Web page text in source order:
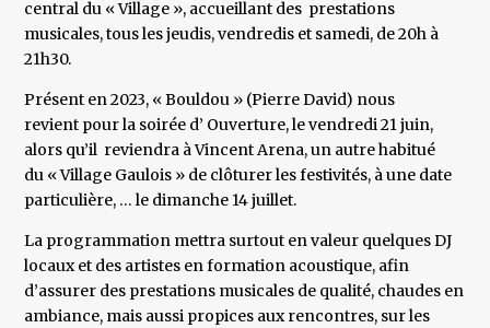
central du « Village », accueillant des prestations
musicales, tous les jeudis, vendredis et samedi, de 20h à
21h30.
Présent en 2023, « Bouldou » (Pierre David) nous
revient pour la soirée d’ Ouverture, le vendredi 21 juin,
alors qu’il reviendra à Vincent Arena, un autre habitué
du « Village Gaulois » de clôturer les festivités, à une date
particulière, … le dimanche 14 juillet.
La programmation mettra surtout en valeur quelques DJ
locaux et des artistes en formation acoustique, afin
d’assurer des prestations musicales de qualité, chaudes en
ambiance, mais aussi propices aux rencontres, sur les